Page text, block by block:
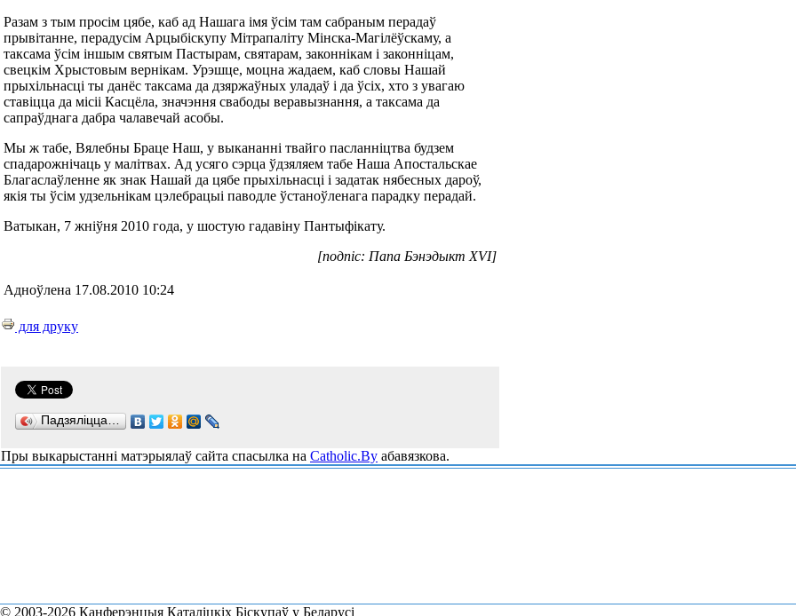
Разам з тым просім цябе, каб ад Нашага імя ўсім там сабраным перадаў
прывітанне, перадусім Арцыбіскупу Мітрапаліту Мінска-Магілёўскаму, а
таксама ўсім іншым святым Пастырам, святарам, законнікам і законніцам,
свецкім Хрыстовым вернікам. Урэшце, моцна жадаем, каб словы Нашай
прыхільнасці ты данёс таксама да дзяржаўных уладаў і да ўсіх, хто з увагаю
ставіцца да місіі Касцёла, значэння свабоды веравызнання, а таксама да
сапраўднага дабра чалавечай асобы.
Мы ж табе, Вялебны Браце Наш, у выкананні твайго пасланніцтва будзем
спадарожнічаць у малітвах. Ад усяго сэрца ўдзяляем табе Наша Апостальскае
Благаслаўленне як знак Нашай да цябе прыхільнасці і задатак нябесных дароў,
якія ты ўсім удзельнікам цэлебрацыі паводле ўстаноўленага парадку перадай.
Ватыкан, 7 жніўня 2010 года, у шостую гадавіну Пантыфікату.
[подпіс: Папа Бэнэдыкт XVI]
Адноўлена 17.08.2010 10:24
для друку
Падзяліцца…
Пры выкарыстанні матэрыялаў сайта спасылка на Catholic.By абавязкова.
© 2003-2026 Канферэнцыя Каталіцкіх Біскупаў у Беларусі